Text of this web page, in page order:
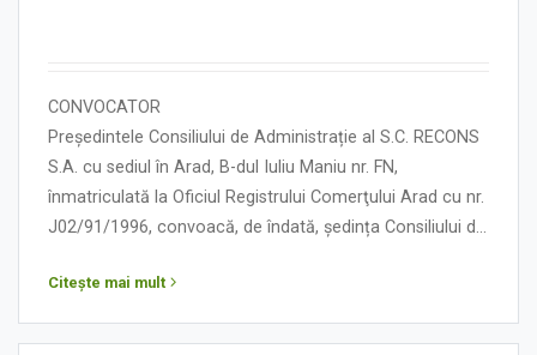
CONVOCATOR
Președintele Consiliului de Administrație al S.C. RECONS
S.A. cu sediul în Arad, B-dul Iuliu Maniu nr. FN,
înmatriculată la Oficiul Registrului Comerţului Arad cu nr.
J02/91/1996, convoacă, de îndată, ședința Consiliului de
13.00, cu următoarea:
Citește mai mult